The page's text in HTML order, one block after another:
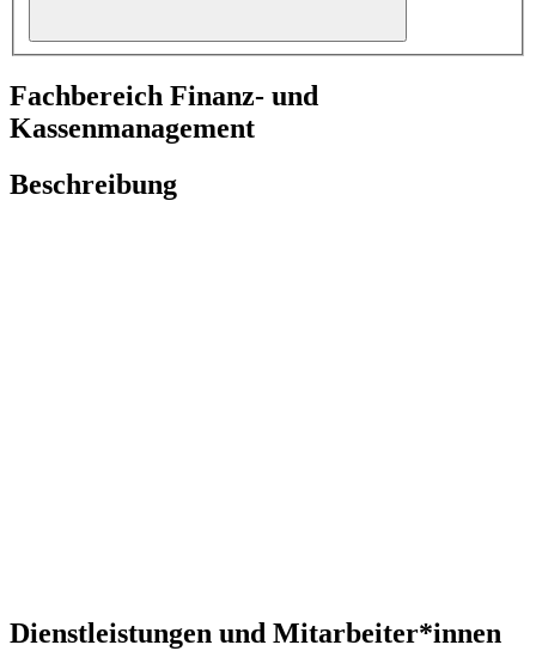
Fachbereich Finanz- und
Kassenmanagement
Beschreibung
Dienstleistungen und Mitarbeiter*innen